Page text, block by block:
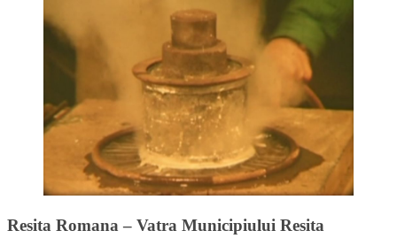
Resita Romana – Vatra Municipiului Resita